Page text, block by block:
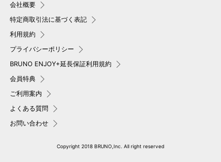
会社概要
特定商取引法に基づく表記
利用規約
プライバシーポリシー
BRUNO ENJOY+延長保証利用規約
会員特典
ご利用案内
よくある質問
お問い合わせ
Copyright 2018 BRUNO,Inc. All right reserved